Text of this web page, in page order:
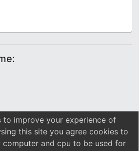
to improve your experience of
this site you agree cookies to
and cpu to be used for